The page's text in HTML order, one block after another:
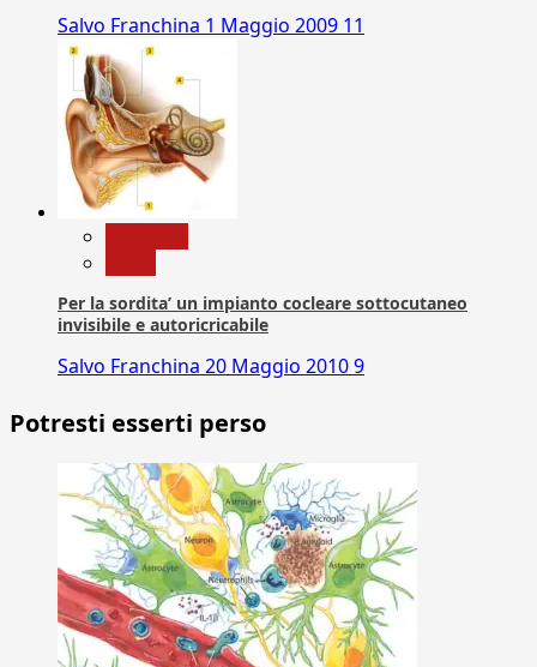
Salvo Franchina 1 Maggio 2009 11
Per la sordita’ un impianto cocleare sottocutaneo
invisibile e autoricricabile
Salvo Franchina 20 Maggio 20109
Potresti esserti perso